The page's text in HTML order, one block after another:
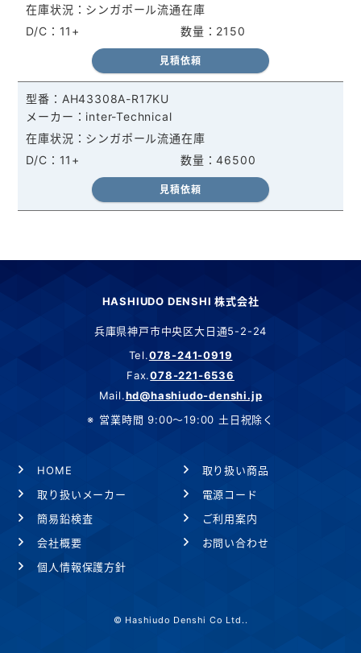
2150
シンガポール流通在庫
11+
見積依頼
AH43308A-R17KU
inter-Technical
46500
シンガポール流通在庫
11+
見積依頼
HASHIUDO DENSHI 株式会社
兵庫県神戸市中央区大日通5-2-24
Tel.078-241-0919
Fax.078-221-6536
Mail.hd@hashiudo-denshi.jp
営業時間 9:00～19:00 土日祝除く
HOME
取り扱い商品
取り扱いメーカー
電源コード
簡易鉛検査
ご利用案内
会社概要
お問い合わせ
個人情報保護方針
© Hashiudo Denshi Co Ltd..